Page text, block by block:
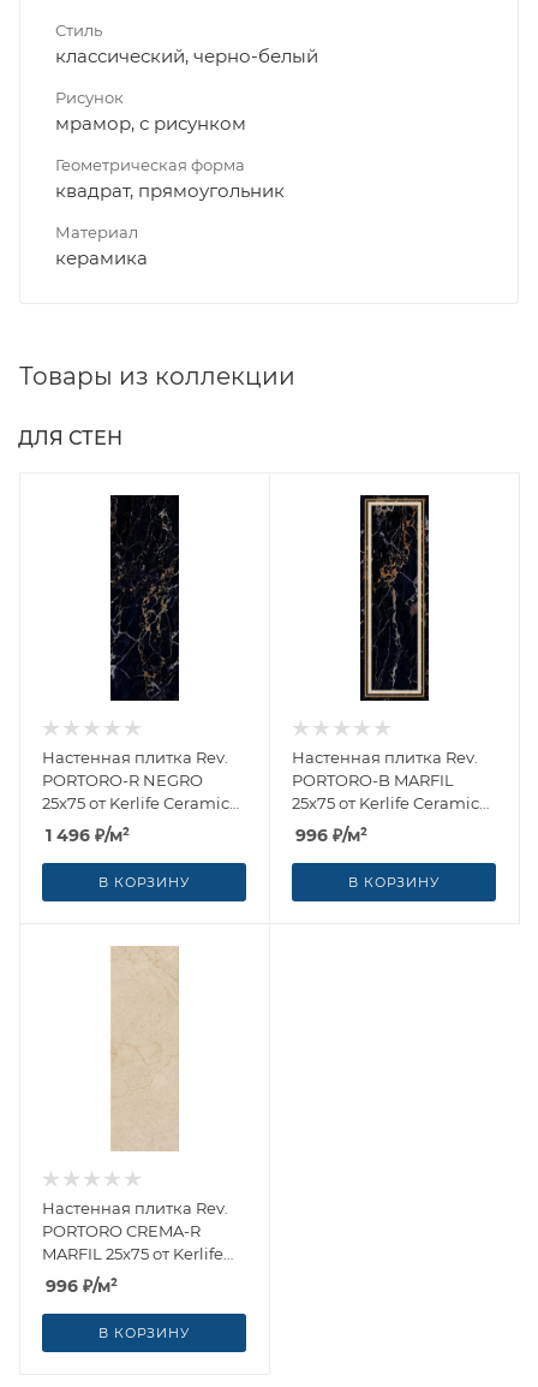
Стиль
классический, черно-белый
Рисунок
мрамор, с рисунком
Геометрическая форма
квадрат, прямоугольник
Материал
керамика
Товары из коллекции
ДЛЯ СТЕН
Настенная плитка Rev.
PORTORO-R NEGRO
25x75 от Kerlife Ceramicas
(Испания)
1 496 ₽/м²
В КОРЗИНУ
Настенная плитка Rev.
PORTORO-B MARFIL
25x75 от Kerlife Ceramicas
(Испания)
996 ₽/м²
В КОРЗИНУ
Настенная плитка Rev.
PORTORO CREMA-R
MARFIL 25x75 от Kerlife
Ceramicas (Испания)
996 ₽/м²
В КОРЗИНУ